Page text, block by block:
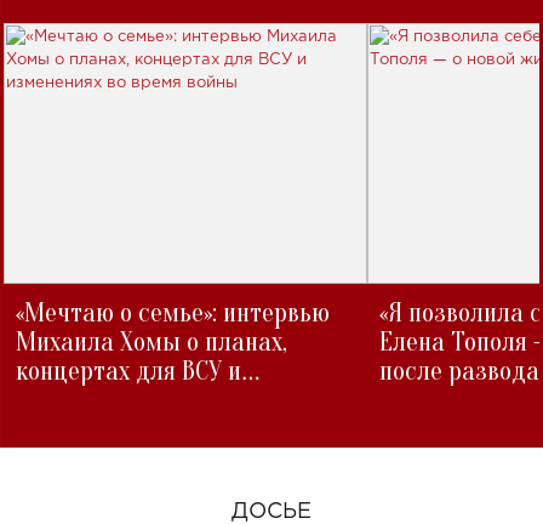
«Мечтаю о семье»: интервью
Михаила Хомы о планах,
концертах для ВСУ и
«Я позволила
Елена Тополя
после развода
ДОСЬЕ